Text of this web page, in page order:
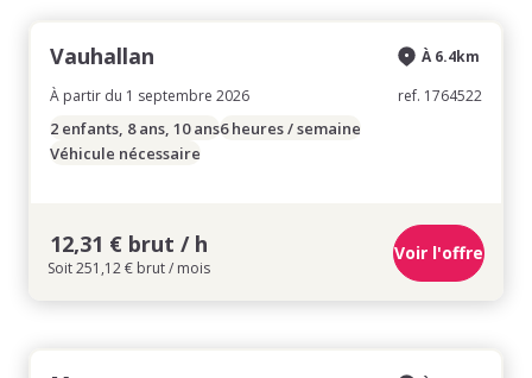
Vauhallan
À partir du 1 septembre 2026
À 6.4km
ref. 1764522
2 enfants, 8 ans, 10 ans6 heures / semaine
Véhicule nécessaire
12,31 € brut / h
Soit 251,12 € brut / mois
Voir l'offre